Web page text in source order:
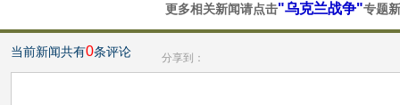
更多相关新闻请点击"乌克兰战争"专题
当前新闻共有0条评论 分享到：